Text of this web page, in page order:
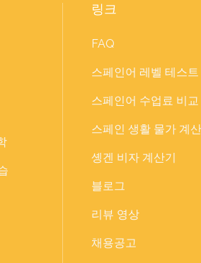
링크
FAQ
스페인어 레벨 테스트
스페인어 수업료 비
스페인 생활 물가 계
솅겐 비자 계산기
블로그
리뷰 영상
채용공고